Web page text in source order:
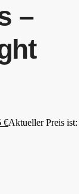
–
€Aktueller Preis ist: